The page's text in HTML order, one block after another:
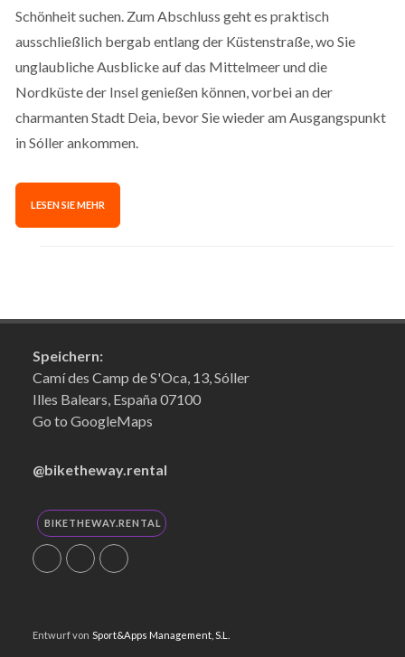
terceros para mejorar nuestros
Schönheit suchen. Zum Abschluss geht es praktisch
ausschließlich bergab entlang der Küstenstraße, wo Sie
unglaubliche Ausblicke auf das Mittelmeer und die
Nordküste der Insel genießen können, vorbei an der
charmanten Stadt Deia, bevor Sie wieder am Ausgangspunkt
in Sóller ankommen.
LESEN SIE MEHR
Speichern:
Camí des Camp de S'Oca, 13, Sóller
Illes Balears, España 07100
Go to GoogleMaps
@biketheway.rental
BIKETHEWAY.RENTAL
Entwurf von Sport&Apps Management, S.L.